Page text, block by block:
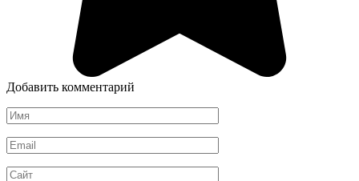
Добавить комментарий
Имя
*
Email
*
Сайт